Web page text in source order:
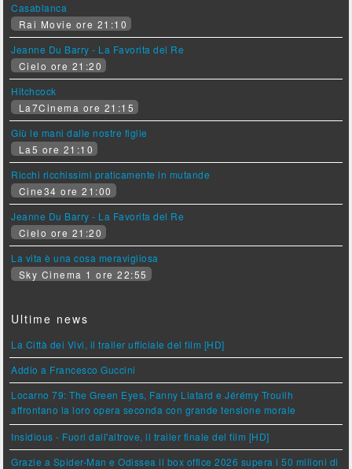
Casablanca
Rai Movie ore 21:10
Jeanne Du Barry - La Favorita del Re
Cielo ore 21:20
Hitchcock
La7Cinema ore 21:15
Giù le mani dalle nostre figlie
La5 ore 21:10
Ricchi ricchissimi praticamente in mutande
Cine34 ore 21:00
Jeanne Du Barry - La Favorita del Re
Cielo ore 21:20
La vita è una cosa meravigliosa
Sky Cinema 1 ore 22:55
Ultime news
La Città dei Vivi, il trailer ufficiale del film [HD]
Addio a Francesco Guccini
Locarno 79: The Green Eyes, Fanny Liatard e Jérémy Trouilh
affrontano la loro opera seconda con grande tensione morale
Insidious - Fuori dall'altrove, il trailer finale del film [HD]
Grazie a Spider-Man e Odissea il box office 2026 supera i 50 milioni di